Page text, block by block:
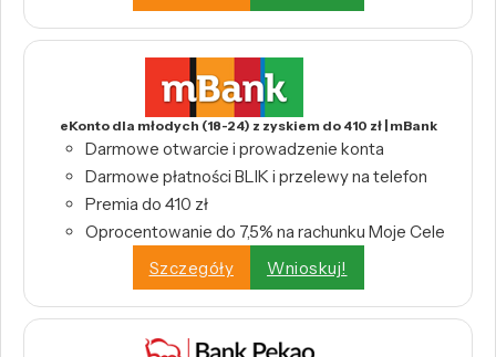
eKonto dla młodych (18-24) z zyskiem do 410 zł | mBank
Darmowe otwarcie i prowadzenie konta
Darmowe płatności BLIK i przelewy na telefon
Premia do 410 zł
Oprocentowanie do 7,5% na rachunku Moje Cele
Szczegóły
Wnioskuj!